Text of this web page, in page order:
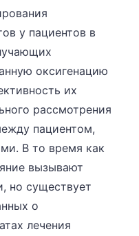
у пациентов в
оксигенацию
их
рассмотрения
пациентом,
В то время как
вызывают
но существует
о
лечения